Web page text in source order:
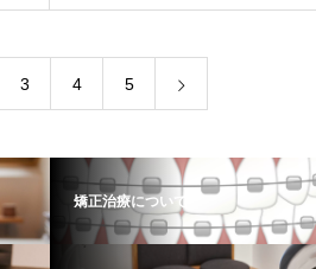
3 4 5
矯正治療について